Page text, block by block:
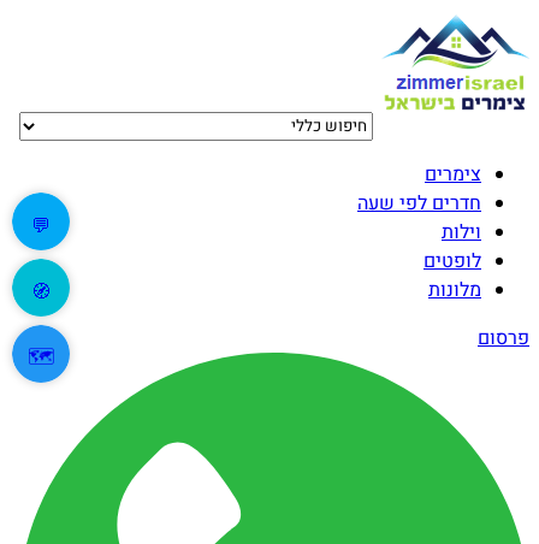
צימרים
חדרים לפי שעה
וילות
לופטים
מלונות
פרסום
💬
🧭
🗺️